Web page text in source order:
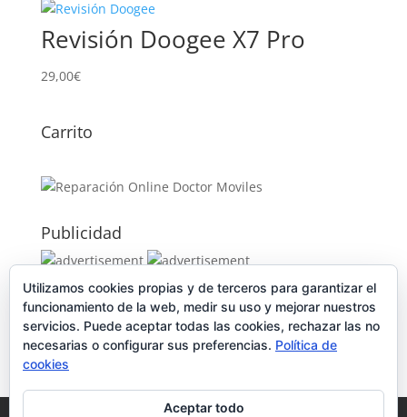
Revisión Doogee X7 Pro
29,00€
Carrito
Publicidad
Publicidad
Utilizamos cookies propias y de terceros para garantizar el
funcionamiento de la web, medir su uso y mejorar nuestros
servicios. Puede aceptar todas las cookies, rechazar las no
necesarias o configurar sus preferencias. Política de
cookies
Aceptar todo